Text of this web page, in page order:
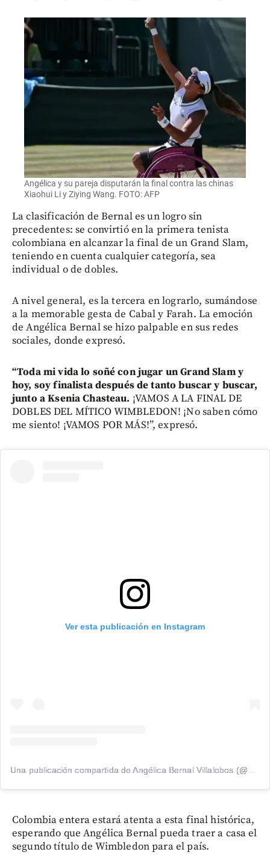
Angélica y su pareja disputarán la final contra las chinas
Xiaohui Li y Ziying Wang. FOTO: AFP
La clasificación de Bernal es un logro sin
precedentes: se convirtió en la primera tenista
colombiana en alcanzar la final de un Grand Slam,
teniendo en cuenta cualquier categoría, sea
individual o de dobles.
A nivel general, es la tercera en lograrlo, sumándose
a la memorable gesta de Cabal y Farah. La emoción
de Angélica Bernal se hizo palpable en sus redes
sociales, donde expresó.
“Toda mi vida lo soñé con jugar un Grand Slam y
hoy, soy finalista después de tanto buscar y buscar,
junto a Ksenia Chasteau. ¡VAMOS A LA FINAL DE
DOBLES DEL MÍTICO WIMBLEDON! ¡No saben cómo
me siento! ¡VAMOS POR MÁS!”, expresó.
Ver esta publicación en Instagram
Colombia entera estará atenta a esta final histórica,
esperando que Angélica Bernal pueda traer a casa el
segundo título de Wimbledon para el país.